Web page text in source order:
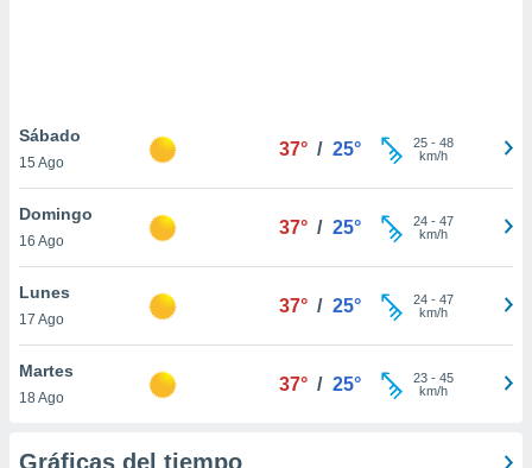
únicos
similares
como
sitio
de
traten tus
en
interés
su
Sábado
15 Ago
37° / 25° 25- 48
km/h
Domingo
16 Ago
37° / 25° 24- 47
km/h
Lunes
17 Ago
37° / 25° 24- 47
km/h
Martes
18 Ago
37° / 25° 23- 45
km/h
Gráficas del tiempo